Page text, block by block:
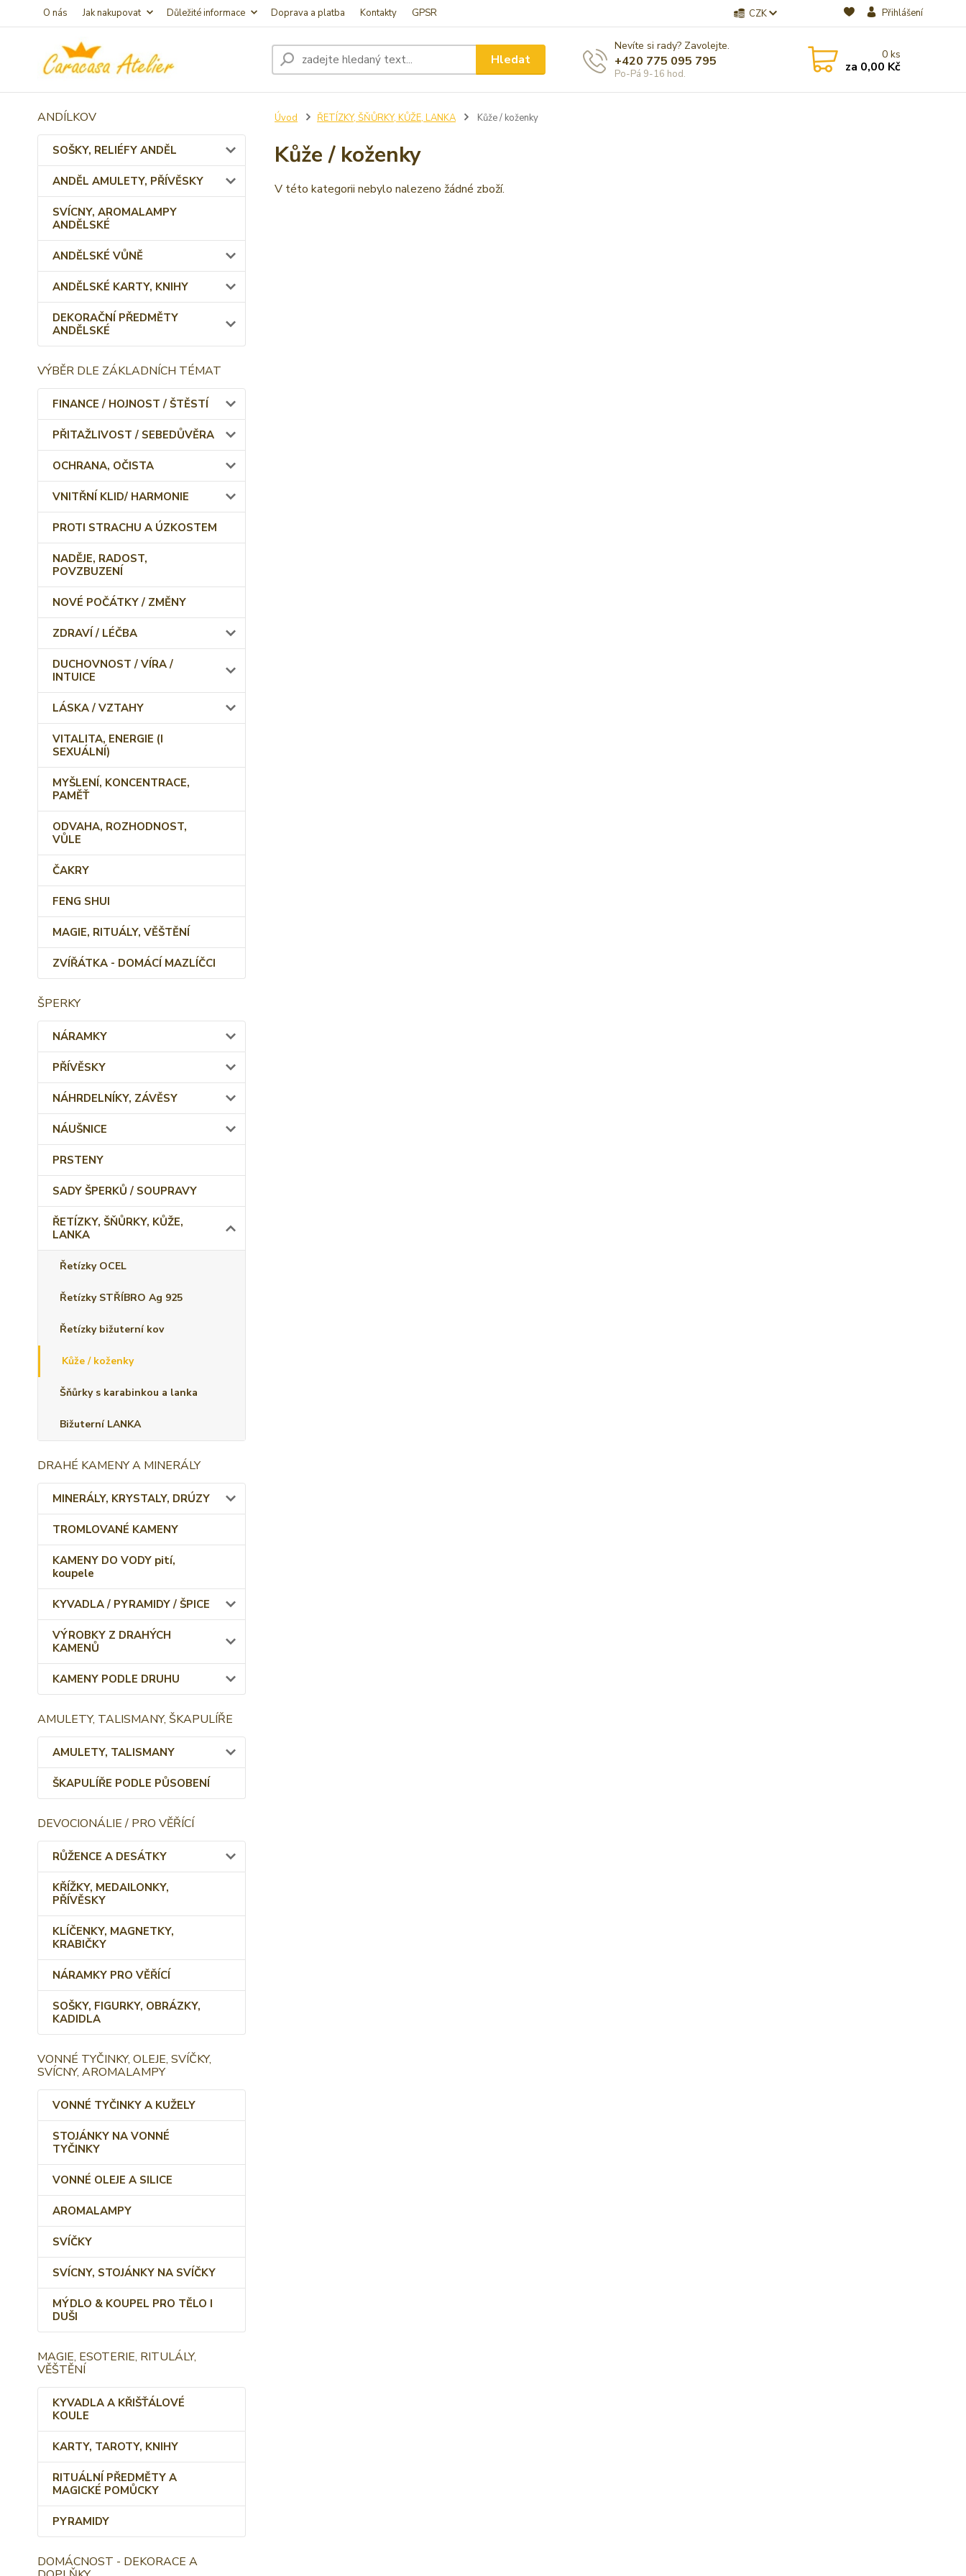
O nás Jak nakupovat Důležité informace Doprava a platba Kontakty GPSR CZK Přihlášení
Hledat
Nevíte si rady? Zavolejte.
+420 775 095 795
Po-Pá 9-16 hod.
0ks
za 0,00 Kč
ANDÍLKOV
SOŠKY, RELIÉFY ANDĚL
ANDĚL AMULETY, PŘÍVĚSKY
SVÍCNY, AROMALAMPY
ANDĚLSKÉ
ANDĚLSKÉ VŮNĚ
ANDĚLSKÉ KARTY, KNIHY
DEKORAČNÍ PŘEDMĚTY
ANDĚLSKÉ
VÝBĚR DLE ZÁKLADNÍCH TÉMAT
FINANCE / HOJNOST / ŠTĚSTÍ
PŘITAŽLIVOST / SEBEDŮVĚRA
OCHRANA, OČISTA
VNITŘNÍ KLID/ HARMONIE
PROTI STRACHU A ÚZKOSTEM
NADĚJE, RADOST,
POVZBUZENÍ
NOVÉ POČÁTKY / ZMĚNY
ZDRAVÍ / LÉČBA
DUCHOVNOST / VÍRA /
INTUICE
LÁSKA / VZTAHY
VITALITA, ENERGIE (I
SEXUÁLNÍ)
MYŠLENÍ, KONCENTRACE,
PAMĚŤ
ODVAHA, ROZHODNOST,
VŮLE
ČAKRY
FENG SHUI
MAGIE, RITUÁLY, VĚŠTĚNÍ
ZVÍŘÁTKA - DOMÁCÍ MAZLÍČCI
ŠPERKY
NÁRAMKY
PŘÍVĚSKY
NÁHRDELNÍKY, ZÁVĚSY
NÁUŠNICE
PRSTENY
SADY ŠPERKŮ / SOUPRAVY
ŘETÍZKY, ŠŇŮRKY, KŮŽE,
LANKA
Řetízky OCEL
Řetízky STŘÍBRO Ag 925
Řetízky bižuterní kov
Kůže / koženky
Šňůrky s karabinkou a lanka
Bižuterní LANKA
DRAHÉ KAMENY A MINERÁLY
MINERÁLY, KRYSTALY, DRÚZY
TROMLOVANÉ KAMENY
KAMENY DO VODY pití,
koupele
KYVADLA / PYRAMIDY / ŠPICE
VÝROBKY Z DRAHÝCH
KAMENŮ
KAMENY PODLE DRUHU
AMULETY, TALISMANY, ŠKAPULÍŘE
AMULETY, TALISMANY
ŠKAPULÍŘE PODLE PŮSOBENÍ
DEVOCIONÁLIE / PRO VĚŘÍCÍ
RŮŽENCE A DESÁTKY
KŘÍŽKY, MEDAILONKY,
PŘÍVĚSKY
KLÍČENKY, MAGNETKY,
KRABIČKY
NÁRAMKY PRO VĚŘÍCÍ
SOŠKY, FIGURKY, OBRÁZKY,
KADIDLA
VONNÉ TYČINKY, OLEJE, SVÍČKY,
SVÍCNY, AROMALAMPY
VONNÉ TYČINKY A KUŽELY
STOJÁNKY NA VONNÉ
TYČINKY
VONNÉ OLEJE A SILICE
AROMALAMPY
SVÍČKY
SVÍCNY, STOJÁNKY NA SVÍČKY
MÝDLO & KOUPEL PRO TĚLO I
DUŠI
MAGIE, ESOTERIE, RITULÁLY,
VĚŠTĚNÍ
KYVADLA A KŘIŠŤÁLOVÉ
KOULE
KARTY, TAROTY, KNIHY
RITUÁLNÍ PŘEDMĚTY A
MAGICKÉ POMŮCKY
PYRAMIDY
DOMÁCNOST - DEKORACE A
Úvod ŘETÍZKY, ŠŇŮRKY, KŮŽE, LANKA Kůže / koženky
Kůže / koženky
V této kategorii nebylo nalezeno žádné zboží.